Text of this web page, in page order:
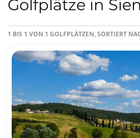
Golfplätze in
1 BIS 1 VON 1 GOLFPLÄTZEN, SORTIERT